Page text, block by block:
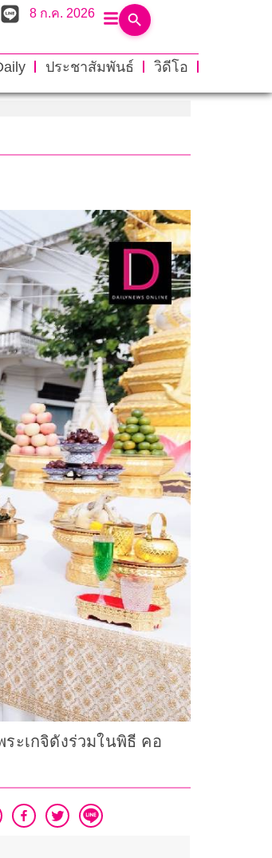
8 ก.ค. 2026
ประชาสัมพันธ์
วิดีโอ
ะเกจิดังร่วมในพิธี คอ